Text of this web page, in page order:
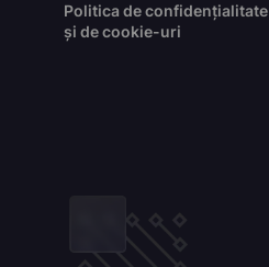
Politica de confidențialitate
și de cookie-uri